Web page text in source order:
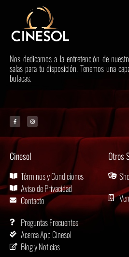
Nos dedicamos a la entretención de
salas para tu disposición. Tenemos una
butacas.
Cinesol
Términos y Condiciones
Aviso de Privacidad
Contacto
Preguntas Frecuentes
Acerca App Cinesol
Blog y Noticias
Otros